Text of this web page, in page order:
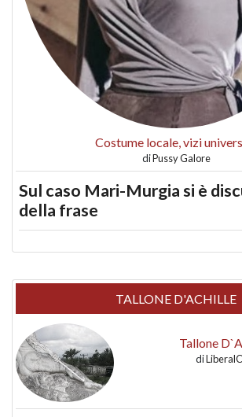
Costume locale, vizi
diPussy Galore
Sul caso Mari-Murgia si è
della frase
TALLONE D'ACHILLE
Tallone
di